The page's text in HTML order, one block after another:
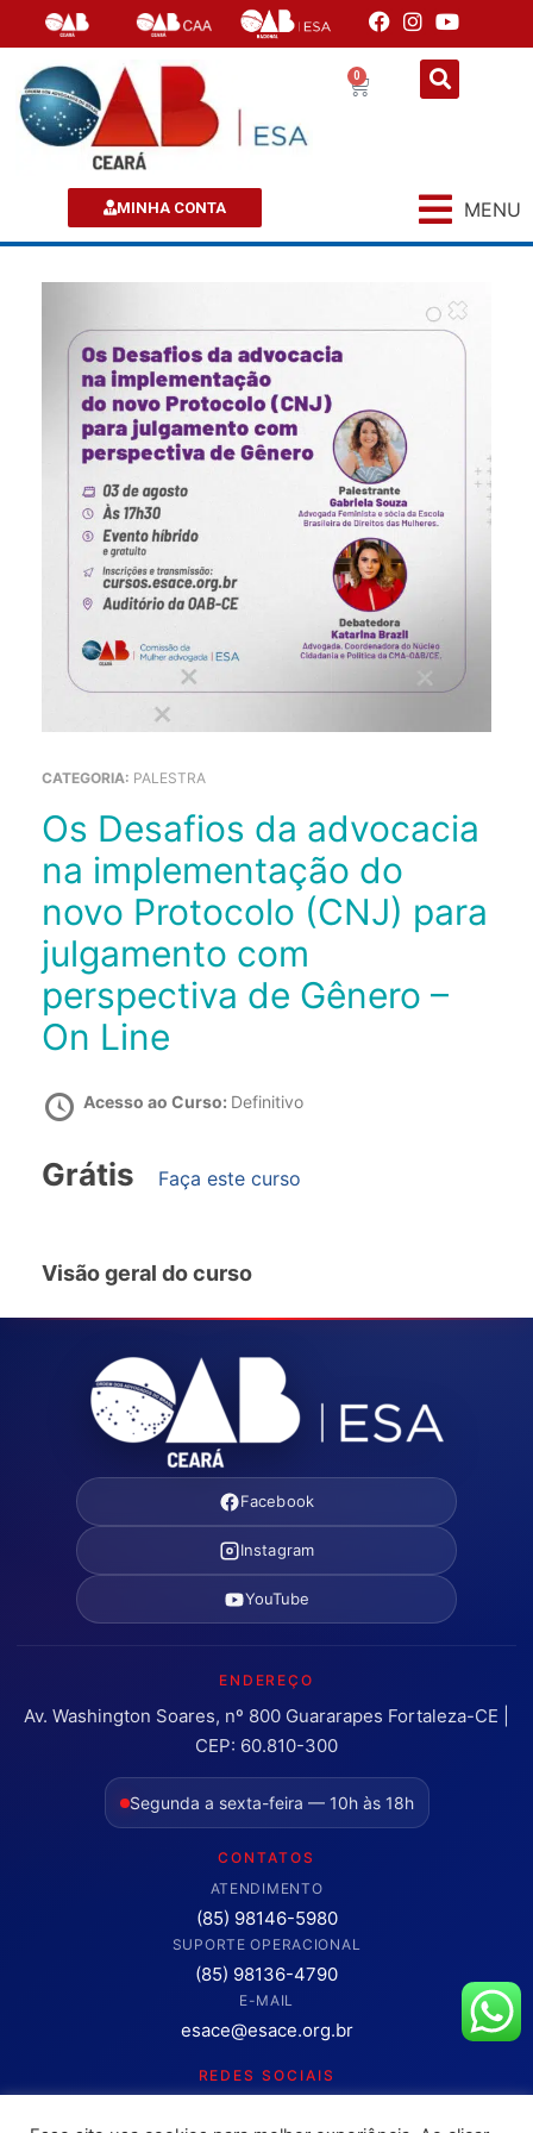
0
MINHA CONTA MENU
CATEGORIA: PALESTRA
Os Desafios da advocacia
na implementação do
novo Protocolo (CNJ) para
julgamento com
perspectiva de Gênero –
On Line
Acesso ao Curso: Definitivo
Grátis Faça este curso
Visão geral do curso
Facebook
Instagram
YouTube
ENDEREÇO
Av. Washington Soares, nº 800 Guararapes Fortaleza-CE |
CEP: 60.810-300
Segunda a sexta-feira — 10h às 18h
CONTATOS
ATENDIMENTO
(85) 98146-5980
SUPORTE OPERACIONAL
(85) 98136-4790
E-MAIL
esace@esace.org.br
REDES SOCIAIS